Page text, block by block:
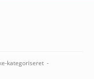
kategoriseret